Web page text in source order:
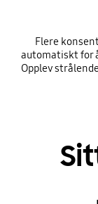
Flere
automatiskt for
Opplev